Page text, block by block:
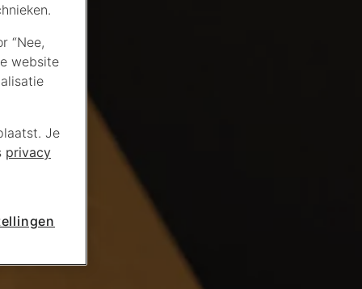
“Nee,
website
Je
privacy